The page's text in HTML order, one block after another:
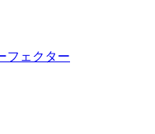
フェクター